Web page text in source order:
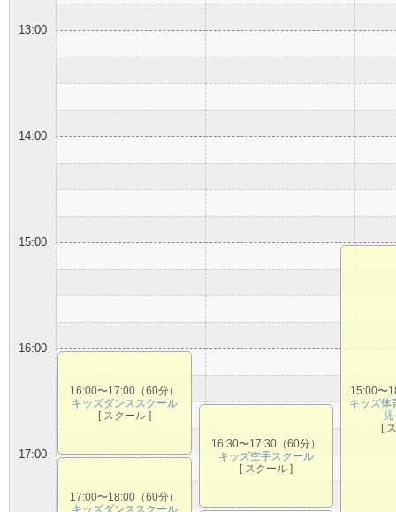
13:00
14:00
15:00
16:00
17:00
16:00〜17:00（60分）
キッズダンススクール
[ スクール ]
17:00〜18:00（60分）
キッズダンススクール
16:30〜17:30（60分）
キッズ空手スクール
[ スクール ]
15:00〜
キッズ体
[